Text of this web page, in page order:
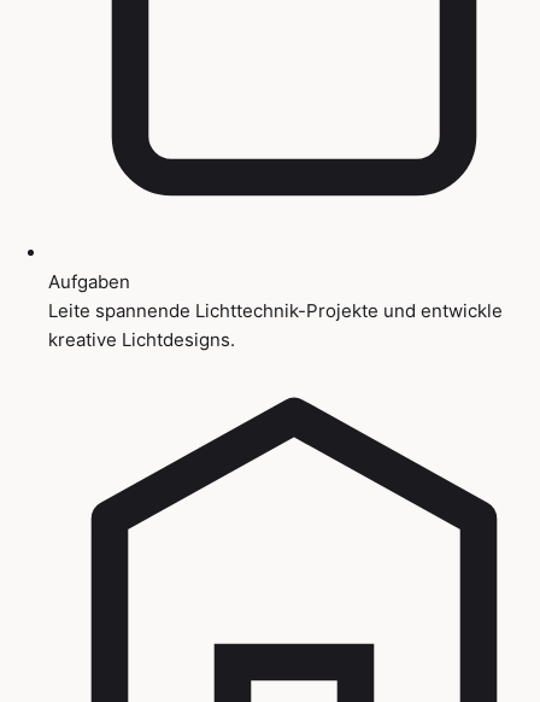
Aufgaben
Leite spannende Lichttechnik-Projekte und entwickle
kreative Lichtdesigns.